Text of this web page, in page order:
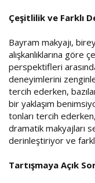
Çeşitlilik ve Farklı
Bayram makyajı,
alışkanlıklarına göre
perspektifleri
deneyimlerini
tercih ederken,
bir yaklaşım
tonları tercih ederken,
dramatik makyajları
derinleştiriyor ve farklı
Tartışmaya Açık